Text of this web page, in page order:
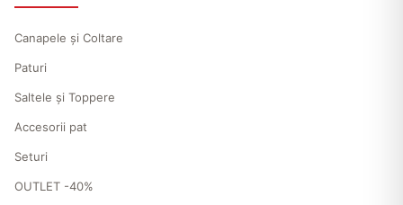
Canapele și Coltare
Paturi
Saltele și Toppere
Accesorii pat
Seturi
OUTLET -40%